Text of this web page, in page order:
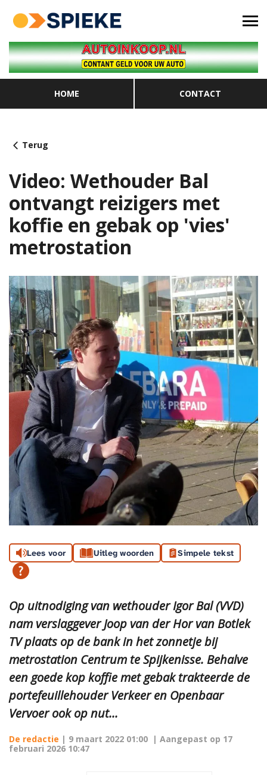
HOME CONTACT
Terug
Video: Wethouder Bal
ontvangt reizigers met
koffie en gebak op 'vies'
metrostation
Lees voor Uitleg woorden Simpele tekst
Op uitnodiging van wethouder Igor Bal (VVD)
nam verslaggever Joop van der Hor van Botlek
TV plaats op de bank in het zonnetje bij
metrostation Centrum te Spijkenisse. Behalve
een goede kop koffie met gebak trakteerde de
portefeuillehouder Verkeer en Openbaar
Vervoer ook op nut...
De redactie | 9 maart 2022 01:00 | Aangepast op 17
februari 2026 10:47